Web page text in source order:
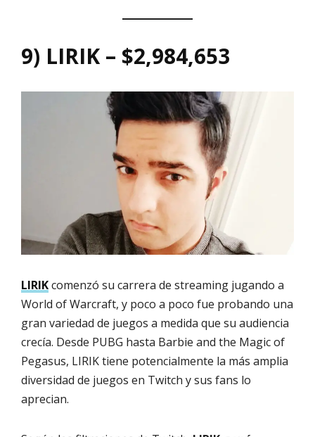
9) LIRIK – $2,984,653
LIRIKcomenzó su carrera de streaming jugando a
World of Warcraft, y poco a poco fue probando una
gran variedad de juegos a medida que su audiencia
crecía. Desde PUBG hasta Barbie and the Magic of
Pegasus, LIRIK tiene potencialmente la más amplia
diversidad de juegos en Twitch y sus fans lo
aprecian.